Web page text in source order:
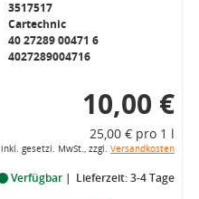
3517517
Cartechnic
40 27289 00471 6
4027289004716
10,00 €
25,00 € pro 1 l
inkl. gesetzl. MwSt., zzgl. Versandkosten
Verfügbar Lieferzeit: 3-4 Tage